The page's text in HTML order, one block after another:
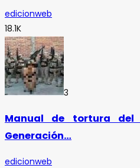
edicionweb
18.1K
3
Manual de tortura del
Generación…
edicionweb